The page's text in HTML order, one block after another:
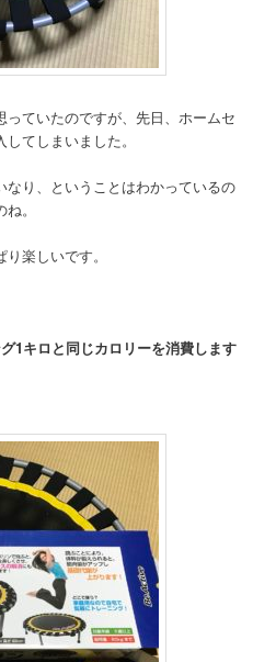
ていたのですが、先日、ホームセ
てしまいました。
なり、ということはわかっているの
。
楽しいです。
1キロと同じカロリーを消費します